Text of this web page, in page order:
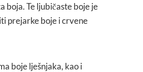
boja. Te ljubičaste boje je
prejarke boje i crvene
boje lješnjaka, kao i